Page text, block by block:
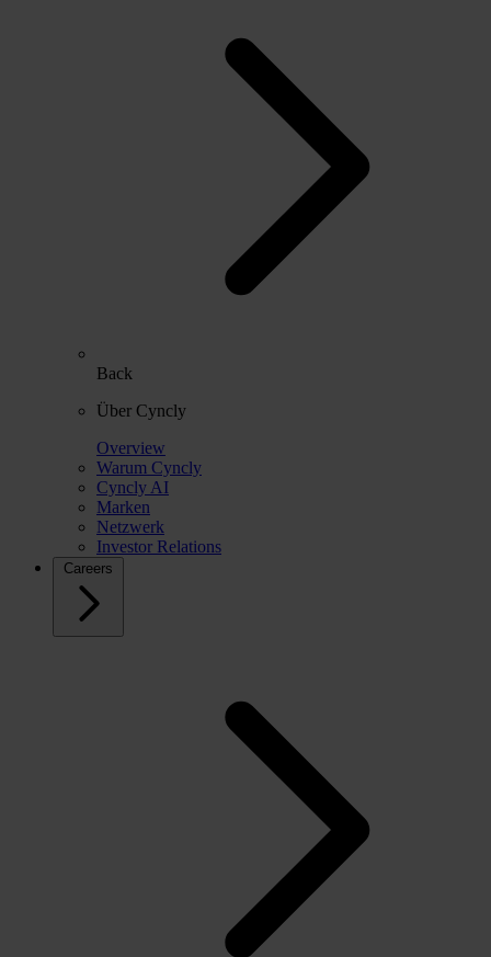
Back
Über Cyncly
Overview
Warum Cyncly
Cyncly AI
Marken
Netzwerk
Investor Relations
Careers